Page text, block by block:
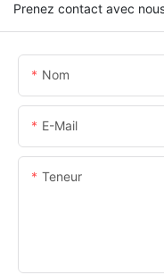
Prenez contact avec
Nom
E-Mail
Teneur